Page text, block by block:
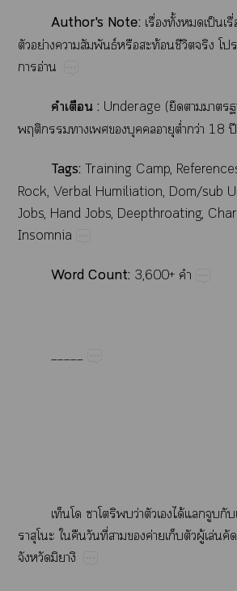
Author's​Note: ื่​ั้​​ป็
​ย่​​ธ์​​ท้​ี
​อ่
​​:​Underage​(​​
​​​​​​ต่ำ​ว่​18​
Tags:
Rock,​Verbal​Humiliation,​Dom/
Insomnia
Word​Count: 3,600+​
_____
​​​​​ว่​​​ได้​
​​​ี่​​​ค่​​​ู้​ล่
​